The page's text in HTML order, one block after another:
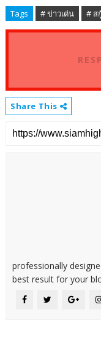
Tags # ข่าวเด่น # ส
Share This
professionally
best result for your